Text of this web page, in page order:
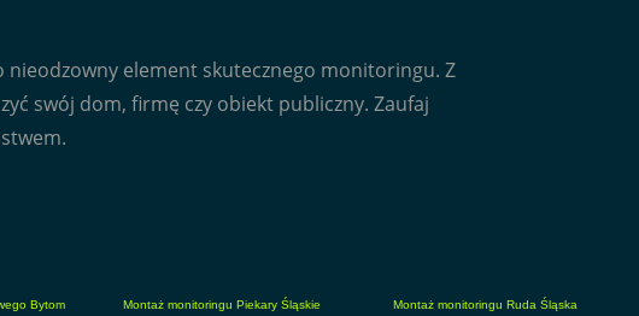
nieodzowny element skutecznego monitoringu. Z
swój dom, firmę czy obiekt publiczny. Zaufaj
Bytom
Montaż monitoringu Piekary Śląskie
Montaż monitoringu Ruda Śląska